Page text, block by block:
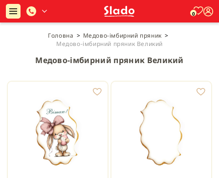
0
Головна > Медово-імбирний пряник >
Медово-імбирний пряник Великий
Медово-імбирний пряник Великий